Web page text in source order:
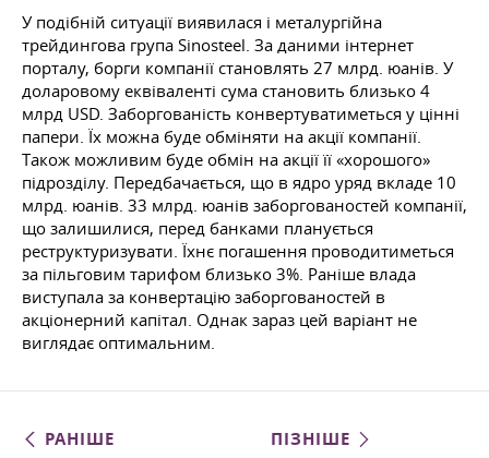
У подібній ситуації виявилася і металургійна
трейдингова група Sinosteel. За даними інтернет
порталу, борги компанії становлять 27 млрд. юанів. У
доларовому еквіваленті сума становить близько 4
млрд USD. Заборгованість конвертуватиметься у цінні
папери. Їх можна буде обміняти на акції компанії.
Також можливим буде обмін на акції її «хорошого»
підрозділу. Передбачається, що в ядро уряд вкладе 10
млрд. юанів. 33 млрд. юанів заборгованостей компанії,
що залишилися, перед банками планується
реструктуризувати. Їхнє погашення проводитиметься
за пільговим тарифом близько 3%. Раніше влада
виступала за конвертацію заборгованостей в
акціонерний капітал. Однак зараз цей варіант не
виглядає оптимальним.
РАНІШЕ ПІЗНІШЕ